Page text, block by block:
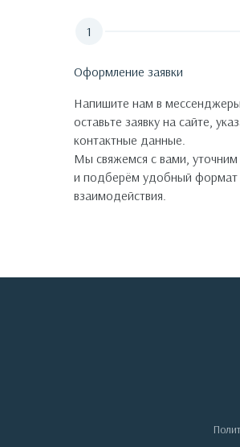
Оформление заявки
Напишите нам в
оставьте заявку на сайте,
контактные данные.
Мы свяжемся с вами, уточним
и подберём удобный формат
взаимодействия.